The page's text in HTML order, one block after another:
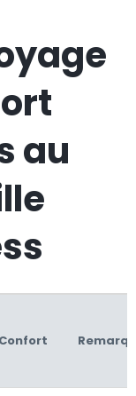
au
Confort